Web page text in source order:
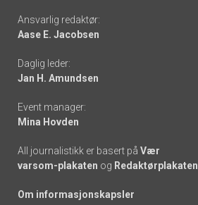
Footer
-
links
Ansvarlig redaktør:
Aase E. Jacobsen
Daglig leder:
Jan H. Amundsen
Event manager:
Mina Hovden
All journalistikk er basert på Vær
varsom-plakaten og Redaktørplakaten
Om informasjonskapsler